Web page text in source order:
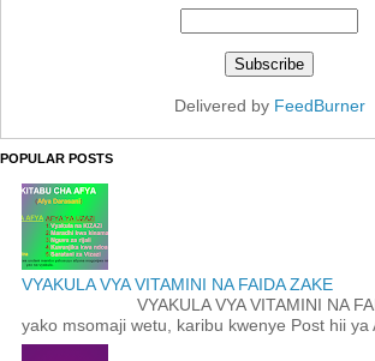
Delivered by FeedBurner
POPULAR POSTS
VYAKULA VYA VITAMINI NA FAIDA ZAKE
VYAKULA VYA VITAMINI NA
yako msomaji wetu, karibu kwenye Post hii ya